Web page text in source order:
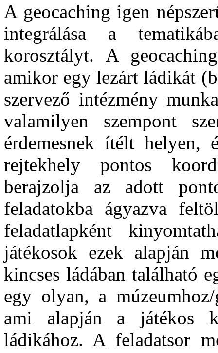
A geocaching igen
integrálása a
korosztályt. A
amikor egy lezárt ládikát
szervező intézmény
valamilyen szempont
érdemesnek ítélt
rejtekhely pontos
berajzolja az adott
feladatokba ágyazva
feladatlapként
játékosok ezek alapján
kincses ládában található
egy olyan, a
ami alapján a játékos
ládikához. A feladatsor